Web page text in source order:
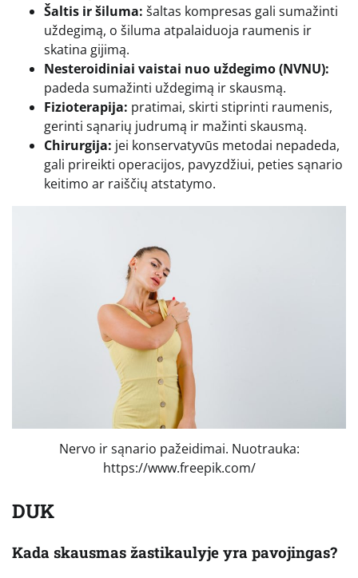
Šaltis ir šiluma: šaltas kompresas gali sumažinti
uždegimą, o šiluma atpalaiduoja raumenis ir
skatina gijimą.
Nesteroidiniai vaistai nuo uždegimo (NVNU):
padeda sumažinti uždegimą ir skausmą.
Fizioterapija: pratimai, skirti stiprinti raumenis,
gerinti sąnarių judrumą ir mažinti skausmą.
Chirurgija: jei konservatyvūs metodai nepadeda,
gali prireikti operacijos, pavyzdžiui, peties sąnario
keitimo ar raiščių atstatymo.
Nervo ir sąnario pažeidimai. Nuotrauka:
https://www.freepik.com/
DUK
Kada skausmas žastikaulyje yra pavojingas?